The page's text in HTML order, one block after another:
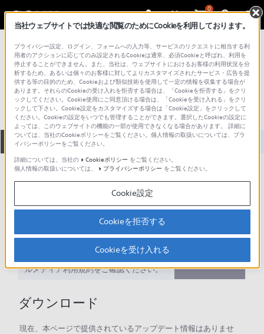
0
総合サポート・お問い合わせ テレビ＆プロジェクター
KV-25NX1
全て ダウンロード 取扱説明書 Q&A
サポート動画をご利用の際にはソーシャ
ルメディア利用規約をご確認ください。
ダウンロード
現在、本ページで提供されているアップデート情報はありませ
当社ウェブサイトでは快適な閲覧のためにCookieを利用しております。
プライバシー設定、ログイン、フォームへの入力等、サービスのリクエストに相当する利
用者のアクションに応じてのみ設定されるCookieは通常、必須Cookieと呼ばれ、利用を
停止することができません。また、当社は、ウェブサイトにおけるお客様の利用状況を分
析するため、あるいは個々のお客様に対してよりカスタマイズされたサービス・広告を提
供する等の目的のため、Cookieおよび類似技術を使用して一定の情報を収集する場合が
あります。それらのCookieの受け入れを拒否する場合は、「Cookieを拒否する」をクリ
ックしてください。Cookie使用にご同意頂ける場合は、「Cookieを受け入れる」をクリ
ックして下さい。Cookie設定をカスタマイズする場合は「Cookie設定」をクリックして
ください。Cookieの設定をいつでも管理することができます。選択したCookieの設定に
よっては、このウェブサイトの機能の一部が使用できなくなる場合があります。 詳細に
ついては、当社のCookieポリシーをご覧ください。個人情報の取扱いについては、プラ
イバシーポリシーをご覧ください。
詳細については、当社の
Cookieポリシー をご覧ください。
個人情報の取扱いについては、
プライバシーポリシー をご覧ください。
Cookie設定
Cookieを拒否する
Cookieを受け入れる